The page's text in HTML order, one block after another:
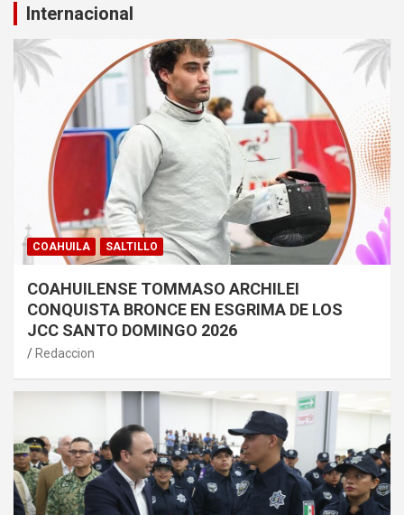
Internacional
COAHUILA SALTILLO
COAHUILENSE TOMMASO ARCHILEI
CONQUISTA BRONCE EN ESGRIMA DE LOS
JCC SANTO DOMINGO 2026
Redaccion